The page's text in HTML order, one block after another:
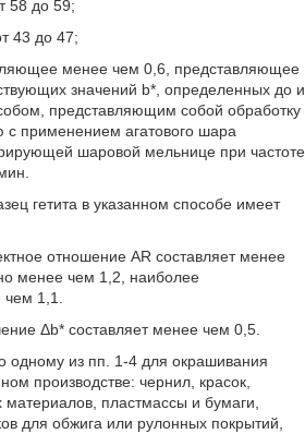
58 до 59;
43 до 47;
менее чем 0,6, представляющее
значений b*, определенных до и
представляющим собой обработку
с применением агатового шара
шаровой мельнице при частоте
гетита в указанном способе имеет
отношение AR составляет менее
менее чем 1,2, наиболее
1,1.
Δb* составляет менее чем 0,5.
одному из пп. 1-4 для окрашивания
производстве: чернил, красок,
материалов, пластмассы и бумаги,
для обжига или рулонных покрытий,